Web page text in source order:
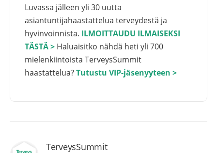
Luvassa jälleen yli 30 uutta
asiantuntijahaastattelua terveydestä ja
hyvinvoinnista. ILMOITTAUDU ILMAISEKSI
TÄSTÄ > Haluaisitko nähdä heti yli 700
mielenkiintoista TerveysSummit
haastattelua?Tutustu VIP-jäsenyyteen >
TerveysSummit